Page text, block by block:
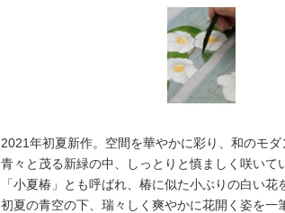
2021年初夏新作。空間を華やかに彩り、和のモ
青々と茂る新緑の中、しっとりと慎ましく咲いて
「小夏椿」とも呼ばれ、椿に似た小ぶりの白い花
初夏の青空の下、瑞々しく爽やかに花開く姿を一